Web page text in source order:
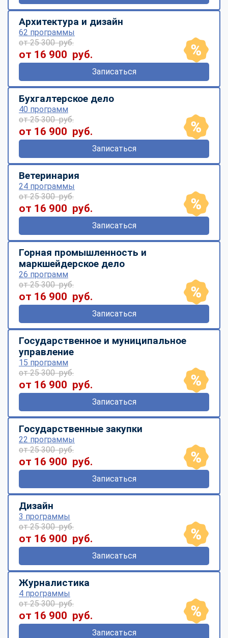
Архитектура и дизайн
62 программы
от 25 300 руб.
от 16 900 руб.
Записаться
Бухгалтерское дело
40 программ
от 25 300 руб.
от 16 900 руб.
Записаться
Ветеринария
24 программы
от 25 300 руб.
от 16 900 руб.
Записаться
Горная промышленность и
маркшейдерское дело
26 программ
от 25 300 руб.
от 16 900 руб.
Записаться
Государственное и муниципальное
управление
15 программ
от 25 300 руб.
от 16 900 руб.
Записаться
Государственные закупки
22 программы
от 25 300 руб.
от 16 900 руб.
Записаться
Дизайн
3 программы
от 25 300 руб.
от 16 900 руб.
Записаться
Журналистика
4 программы
от 25 300 руб.
от 16 900 руб.
Записаться